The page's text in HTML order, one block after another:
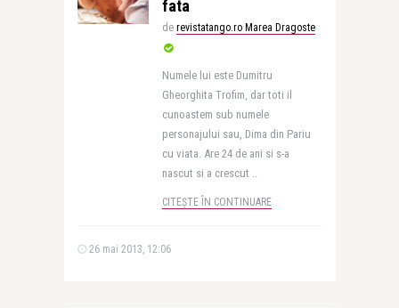
fata
de revistatango.ro Marea Dragoste
Numele lui este Dumitru
Gheorghita Trofim, dar toti il
cunoastem sub numele
personajului sau, Dima din Pariu
cu viata. Are 24 de ani si s-a
nascut si a crescut ..
CITEȘTE ÎN CONTINUARE
26 mai 2013, 12:06